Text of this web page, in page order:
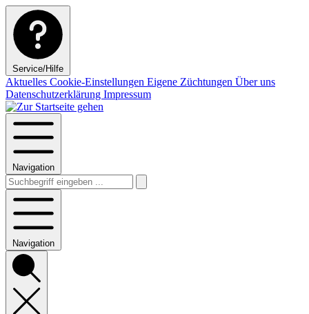
Service/Hilfe
Aktuelles Cookie-Einstellungen Eigene Züchtungen Über uns
Datenschutzerklärung Impressum
Navigation
Navigation